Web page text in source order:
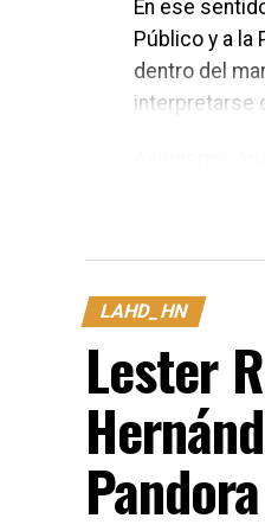
En ese
Público y a la
dentro del
interpretarse
para la
tribunales
discutirse y
LAHD_HN
Lester